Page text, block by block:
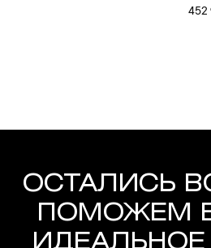
452
ОСТАЛИСЬ
ПОМОЖЕМ